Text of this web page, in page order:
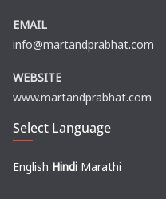
EMAIL
info@martandprabhat.com
WEBSITE
www.martandprabhat.com
Select Language
English Hindi Marathi